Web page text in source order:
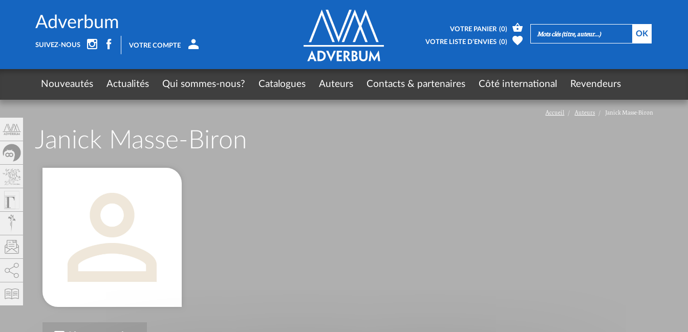
Accueil Auteurs Janick Masse-Biron
Janick Masse-Biron
Adverbum
SUIVEZ-NOUS VOTRE COMPTE
VOTRE PANIER (0)
VOTRE LISTE D’ENVIES (0)
Nouveautés Actualités Qui sommes-nous? Catalogues Auteurs Contacts & partenaires Côté international Revendeurs